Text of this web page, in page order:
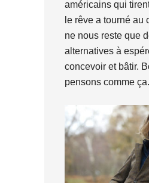
américains qui
le rêve a tourné au
ne nous reste que
alternatives à
concevoir et bâtir.
pensons comme ça.